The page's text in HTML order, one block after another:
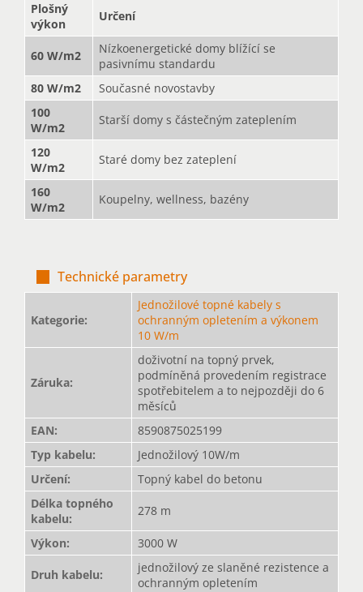
Plošný
výkon
Určení
60 W/m2
Nízkoenergetické domy blížící se
pasivnímu standardu
80 W/m2
Současné novostavby
100
W/m2
Starší domy s částečným zateplením
120
W/m2
Staré domy bez zateplení
160
W/m2
Koupelny, wellness, bazény
Technické parametry
Kategorie:
Jednožilové topné kabely s
ochranným opletením a výkonem
10 W/m
Záruka:
doživotní na topný prvek,
podmíněná provedením registrace
spotřebitelem a to nejpozději do 6
měsíců
EAN:
8590875025199
Typ kabelu:
Jednožilový 10W/m
Určení:
Topný kabel do betonu
Délka topného
kabelu:
278 m
Výkon: 3000 W
Druh kabelu:
jednožilový ze slaněné rezistence a
ochranným opletením